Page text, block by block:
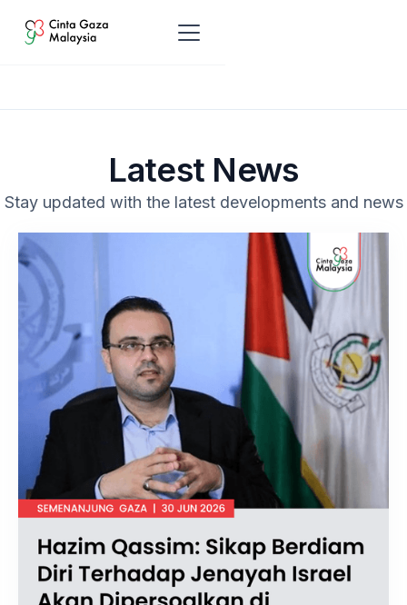
Latest News
Stay updated with the latest developments and news